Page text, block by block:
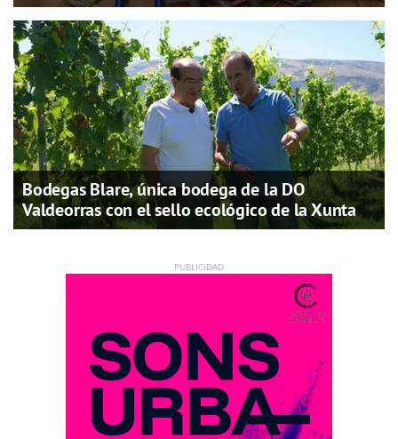
Bodegas Blare, única bodega de la DO
Valdeorras con el sello ecológico de la Xunta